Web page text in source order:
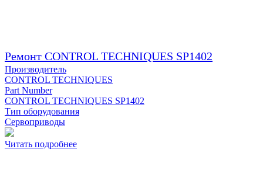
Ремонт CONTROL TECHNIQUES SP1402
Производитель
CONTROL TECHNIQUES
Part Number
CONTROL TECHNIQUES SP1402
Тип оборудования
Сервоприводы
Читать подробнее